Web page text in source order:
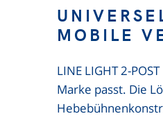
MOBILE
LINE LIGHT 2-
Marke passt. Die